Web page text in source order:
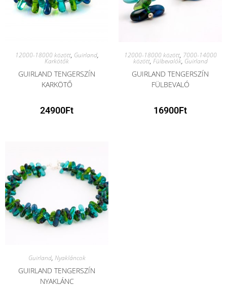
12000-18000 között, Guirland,
Karkötők
GUIRLAND TENGERSZÍN
KARKÖTŐ
24900Ft
12000-18000 között, 7000-14000
között, Fülbevalók, Guirland
GUIRLAND TENGERSZÍN
FÜLBEVALÓ
16900Ft
Guirland, Nyakláncok
GUIRLAND TENGERSZÍN
NYAKLÁNC